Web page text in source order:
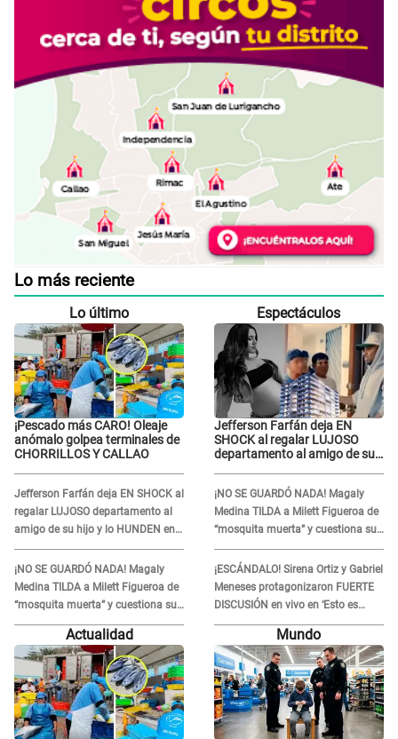
Lo más reciente
Lo último
¡Pescado más CARO! Oleaje
anómalo golpea terminales de
CHORRILLOS Y CALLAO
Jefferson Farfán deja EN SHOCK al
regalar LUJOSO departamento al
amigo de su hijo y lo HUNDEN en
redes: "A su hija se lo negó"
¡NO SE GUARDÓ NADA! Magaly
Medina TILDA a Milett Figueroa de
“mosquita muerta” y cuestiona su
RECONCILIACIÓN con Marcelo
Tinelli en TV argentina
Espectáculos
Jefferson Farfán deja EN
SHOCK al regalar LUJOSO
departamento al amigo de su
su hija se lo negó"
¡NO SE GUARDÓ NADA! Magaly
Medina TILDA a Milett Figueroa de
“mosquita muerta” y cuestiona su
RECONCILIACIÓN con Marcelo
Tinelli en TV argentina
¡ESCÁNDALO! Sirena Ortiz y Gabriel
Meneses protagonizaron FUERTE
DISCUSIÓN en vivo en ‘Esto es
Guerra’: “Ya no quiero...”
Actualidad Mundo